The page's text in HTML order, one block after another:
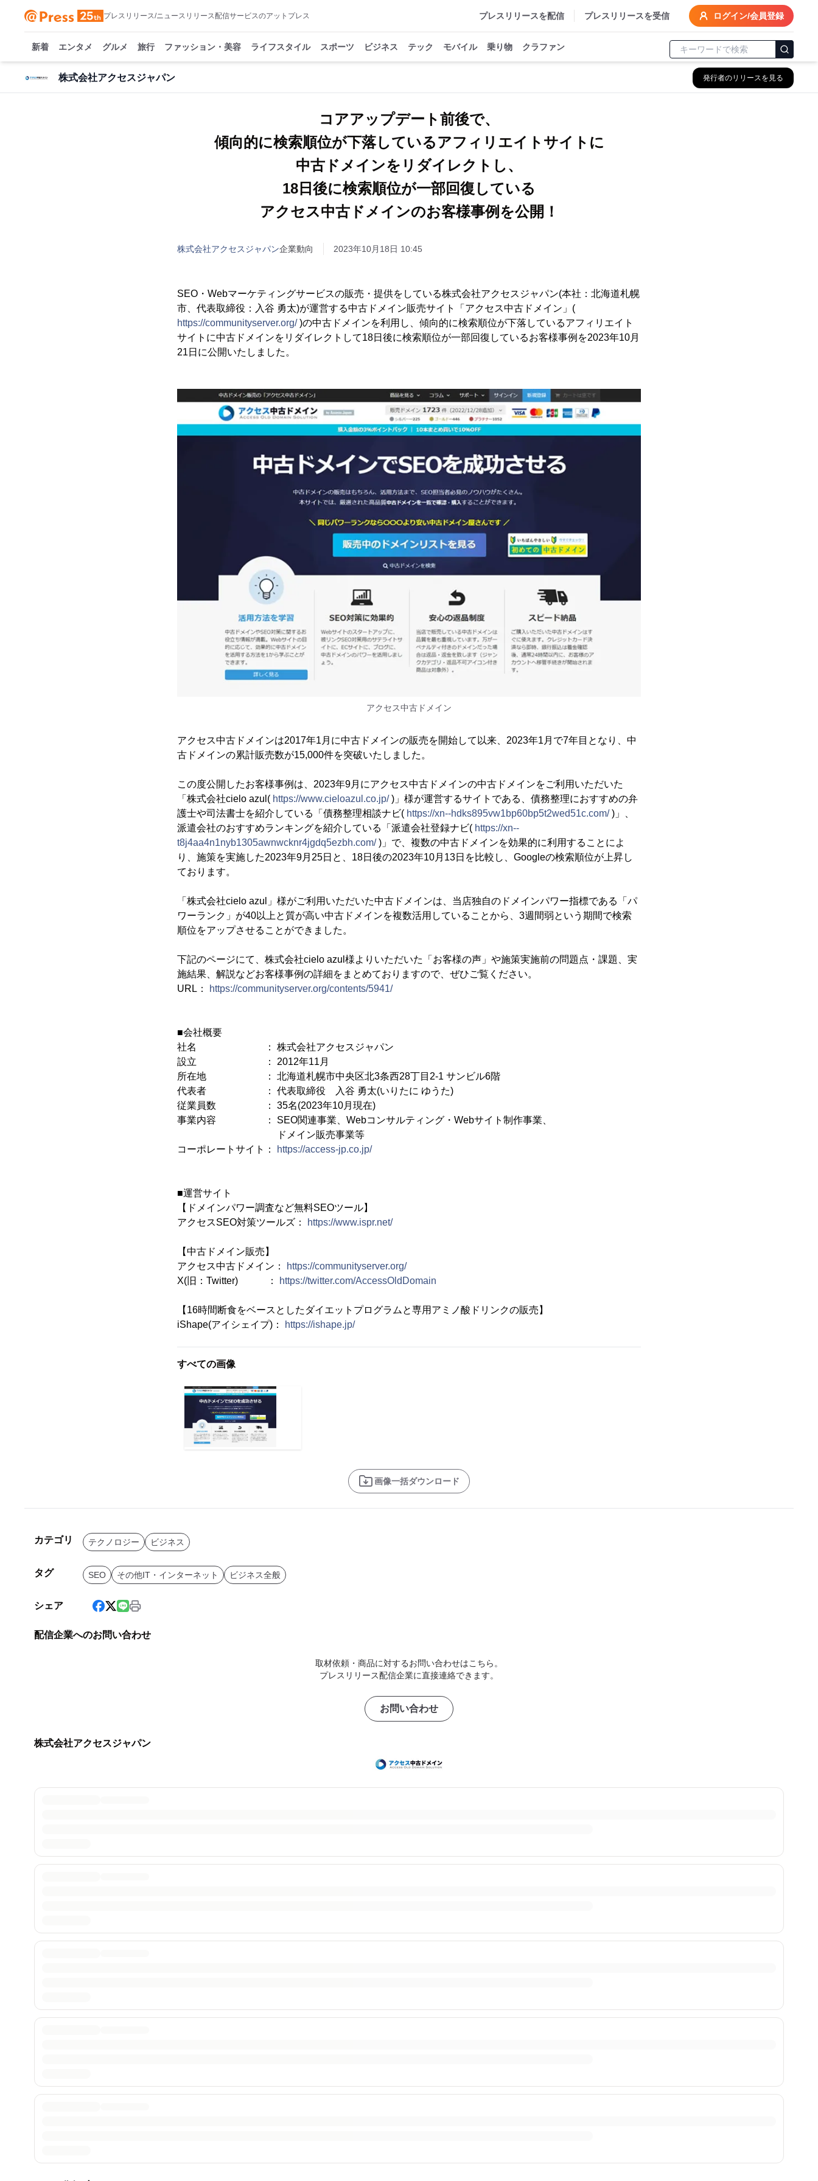
プレスリリース/ニュースリリース配信サービスのアットプレス プレスリリースを配信 プレスリリースを受信 ログイン/会員登録
新着 エンタメ グルメ 旅行 ファッション・美容 ライフスタイル スポーツ ビジネス テック モバイル 乗り物 クラファン
株式会社アクセスジャパン 発行者のリリースを見る
コアアップデート前後で、
傾向的に検索順位が下落しているアフィリエイトサイトに
中古ドメインをリダイレクトし、
18日後に検索順位が一部回復している
アクセス中古ドメインのお客様事例を公開！
株式会社アクセスジャパン企業動向 2023年10月18日 10:45
SEO・Webマーケティングサービスの販売・提供をしている株式会社アクセスジャパン(本社：北海道札幌
市、代表取締役：入谷 勇太)が運営する中古ドメイン販売サイト「アクセス中古ドメイン」(
https://communityserver.org/)の中古ドメインを利用し、傾向的に検索順位が下落しているアフィリエイト
サイトに中古ドメインをリダイレクトして18日後に検索順位が一部回復しているお客様事例を2023年10月
21日に公開いたしました。
アクセス中古ドメイン
アクセス中古ドメインは2017年1月に中古ドメインの販売を開始して以来、2023年1月で7年目となり、中
古ドメインの累計販売数が15,000件を突破いたしました。
この度公開したお客様事例は、2023年9月にアクセス中古ドメインの中古ドメインをご利用いただいた
「株式会社cielo azul( https://www.cieloazul.co.jp/)」様が運営するサイトである、債務整理におすすめの弁
護士や司法書士を紹介している「債務整理相談ナビ( https://xn--hdks895vw1bp60bp5t2wed51c.com/)」、
派遣会社のおすすめランキングを紹介している「派遣会社登録ナビ( https://xn--
t8j4aa4n1nyb1305awnwcknr4jgdq5ezbh.com/)」で、複数の中古ドメインを効果的に利用することによ
り、施策を実施した2023年9月25日と、18日後の2023年10月13日を比較し、Googleの検索順位が上昇し
ております。
「株式会社cielo azul」様がご利用いただいた中古ドメインは、当店独自のドメインパワー指標である「パ
ワーランク」が40以上と質が高い中古ドメインを複数活用していることから、3週間弱という期間で検索
順位をアップさせることができました。
下記のページにて、株式会社cielo azul様よりいただいた「お客様の声」や施策実施前の問題点・課題、実
施結果、解説などお客様事例の詳細をまとめておりますので、ぜひご覧ください。
URL：
https://communityserver.org/contents/5941/
■会社概要
社名 ： 株式会社アクセスジャパン
設立 ： 2012年11月
所在地 ： 北海道札幌市中央区北3条西28丁目2-1 サンビル6階
代表者 ： 代表取締役 入谷 勇太(いりたに ゆうた)
従業員数 ： 35名(2023年10月現在)
事業内容 ： SEO関連事業、Webコンサルティング・Webサイト制作事業、
ドメイン販売事業等
コーポレートサイト：
https://access-jp.co.jp/
■運営サイト
【ドメインパワー調査など無料SEOツール】
アクセスSEO対策ツールズ：
https://www.ispr.net/
【中古ドメイン販売】
アクセス中古ドメイン：
https://communityserver.org/
X(旧：Twitter) ：
https://twitter.com/AccessOldDomain
【16時間断食をベースとしたダイエットプログラムと専用アミノ酸ドリンクの販売】
iShape(アイシェイプ)：
https://ishape.jp/
すべての画像
画像一括ダウンロード
カテゴリ テクノロジー ビジネス
タグ SEO その他IT・インターネット ビジネス全般
シェア
配信企業へのお問い合わせ
取材依頼・商品に対するお問い合わせはこちら。
プレスリリース配信企業に直接連絡できます。
お問い合わせ
株式会社アクセスジャパン